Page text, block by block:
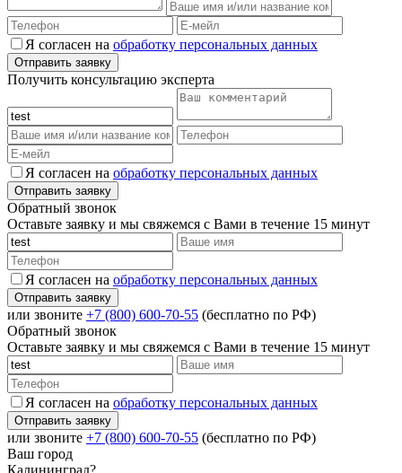
Я согласен на обработку персональных данных
Получить консультацию эксперта
Я согласен на обработку персональных данных
Обратный звонок
Оставьте заявку и мы свяжемся с Вами в течение 15 минут
Я согласен на обработку персональных данных
или звоните +7 (800) 600-70-55 (бесплатно по РФ)
Обратный звонок
Оставьте заявку и мы свяжемся с Вами в течение 15 минут
Я согласен на обработку персональных данных
или звоните +7 (800) 600-70-55 (бесплатно по РФ)
Ваш город
Калининград?